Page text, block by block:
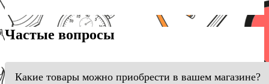
Частые вопросы
Какие товары можно приобрести в вашем магазине?